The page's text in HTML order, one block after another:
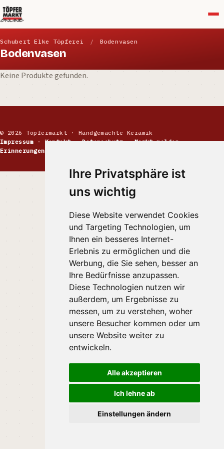
Ihre Privatsphäre ist
uns wichtig
Diese Website verwendet Cookies
und Targeting Technologien, um
Ihnen ein besseres Internet-
Erlebnis zu ermöglichen und die
Werbung, die Sie sehen, besser an
Ihre Bedürfnisse anzupassen.
Diese Technologien nutzen wir
außerdem, um Ergebnisse zu
messen, um zu verstehen, woher
unsere Besucher kommen oder um
unsere Website weiter zu
entwickeln.
Alle akzeptieren
Ich lehne ab
Einstellungen ändern
Schubert Elke Töpferei / Bodenvasen
Bodenvasen
Keine Produkte gefunden.
© 2026 Töpfermarkt · Handgemachte Keramik
Impressum · Kontakt·Datenschutz·Markt melden·
Erinnerungen